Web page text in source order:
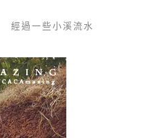
經過一些小溪流水